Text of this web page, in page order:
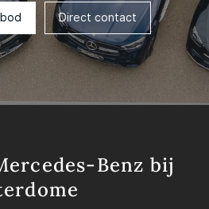
Direct contact
Benz bij